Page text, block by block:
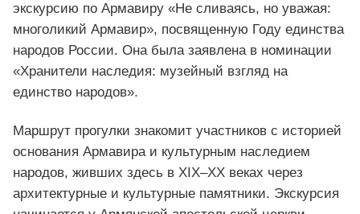
экскурсию по Армавиру «Не сливаясь, но уважая:
многоликий Армавир», посвященную Году единства
народов России. Она была заявлена в номинации
«Хранители наследия: музейный взгляд на
единство народов».
Маршрут прогулки знакомит участников с историей
основания Армавира и культурным наследием
народов, живших здесь в XIX–XX веках через
архитектурные и культурные памятники. Экскурсия